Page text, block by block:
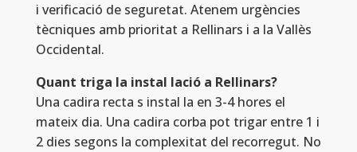
i verificació de seguretat. Atenem urgències
tècniques amb prioritat a Rellinars i a la Vallès
Occidental.
Quant triga la instal lació a Rellinars?
Una cadira recta s instal la en 3-4 hores el
mateix dia. Una cadira corba pot trigar entre 1 i
2 dies segons la complexitat del recorregut. No